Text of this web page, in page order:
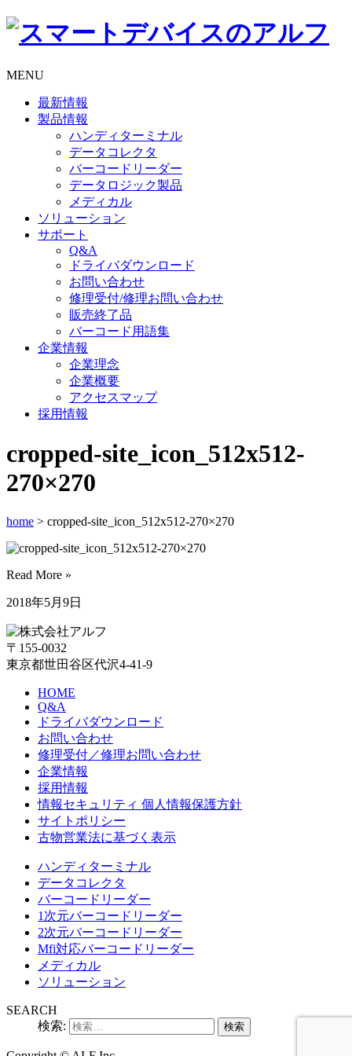
MENU
最新情報
製品情報
ハンディターミナル
データコレクタ
バーコードリーダー
データロジック製品
メディカル
ソリューション
サポート
Q&A
ドライバダウンロード
お問い合わせ
修理受付/修理お問い合わせ
販売終了品
バーコード用語集
企業情報
企業理念
企業概要
アクセスマップ
採用情報
cropped-site_icon_512x512-
270×270
home > cropped-site_icon_512x512-270×270
Read More »
2018年5月9日
〒155-0032
東京都世田谷区代沢4-41-9
HOME
Q&A
ドライバダウンロード
お問い合わせ
修理受付／修理お問い合わせ
企業情報
採用情報
情報セキュリティ 個人情報保護方針
サイトポリシー
古物営業法に基づく表示
ハンディターミナル
データコレクタ
バーコードリーダー
1次元バーコードリーダー
2次元バーコードリーダー
Mfi対応バーコードリーダー
メディカル
ソリューション
SEARCH
検索: